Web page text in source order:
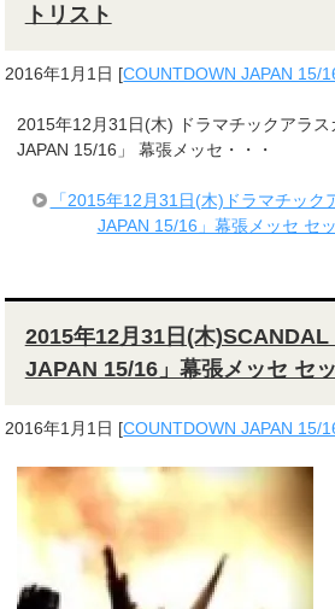
トリスト
2016年1月1日 [COUNTDOWN JAPAN 15/
2015年12月31日(木) ドラマチックアラ
JAPAN 15/16」 幕張メッセ・・・
「2015年12月31日(木)ドラマチック
JAPAN 15/16」幕張メッセ セ
2015年12月31日(木)SCANDAL
JAPAN 15/16」幕張メッセ セ
2016年1月1日 [COUNTDOWN JAPAN 15/